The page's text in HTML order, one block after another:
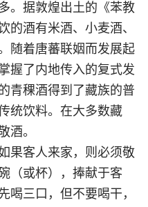
据敦煌出土的《苯教
的酒有米酒、小麦酒、
随着唐蕃联姻而发展起
握了内地传入的复式发
青稞酒得到了藏族的普
统饮料。在大多数藏
酒。
客人来家，则必须敬
（或杯），捧献于客
喝三口，但不要喝干，